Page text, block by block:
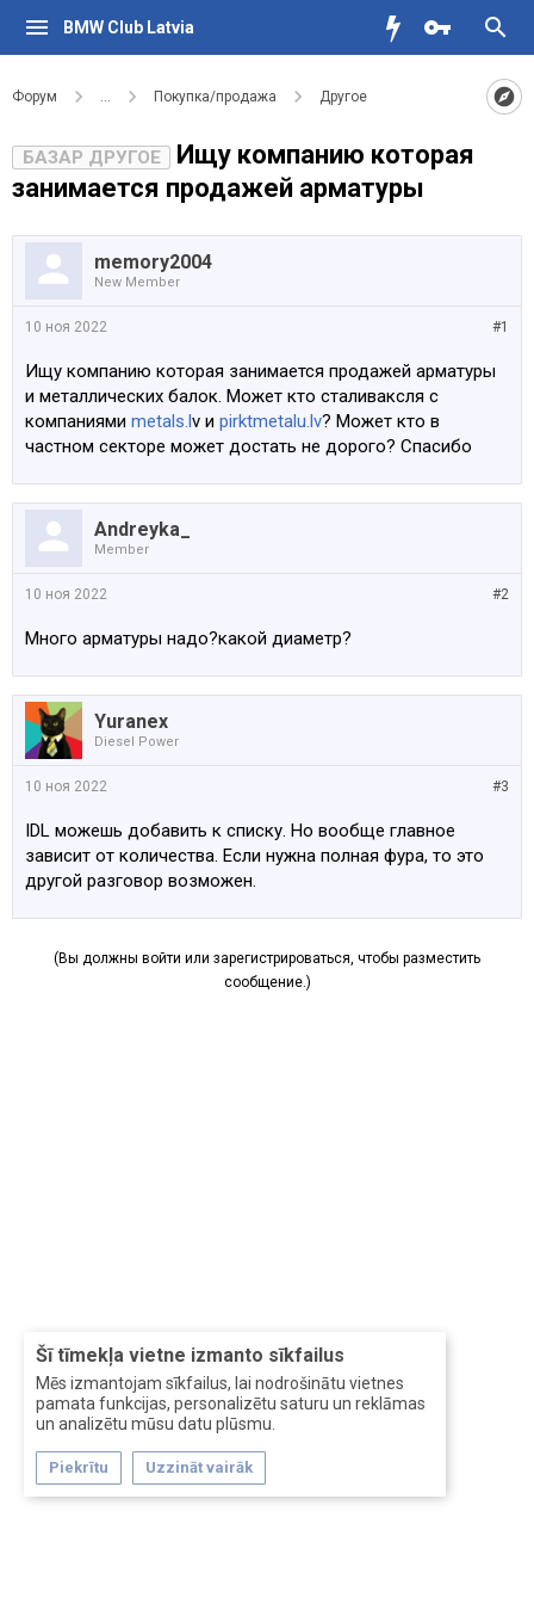
BMW Club Latvia
Форум ... Покупка/продажа Другое
Šī tīmekļa vietne izmanto sīkfailus
Mēs izmantojam sīkfailus, lai nodrošinātu vietnes
pamata funkcijas, personalizētu saturu un reklāmas
un analizētu mūsu datu plūsmu.
Piekrītu Uzzināt vairāk
БАЗАР ДРУГОЕ
Ищу компанию которая
занимается продажей арматуры
memory2004
New Member
#1
10 ноя 2022
Ищу компанию которая занимается продажей арматуры
и металлических балок. Может кто сталиваксля с
компаниями metals.lv и pirktmetalu.lv? Может кто в
частном секторе может достать не дорого? Спасибо
Andreyka_
Member
#2
10 ноя 2022
Много арматуры надо?какой диаметр?
Yuranex
Diesel Power
#3
10 ноя 2022
IDL можешь добавить к списку. Но вообще главное
зависит от количества. Если нужна полная фура, то это
другой разговор возможен.
(Вы должны войти или зарегистрироваться, чтобы разместить
сообщение.)